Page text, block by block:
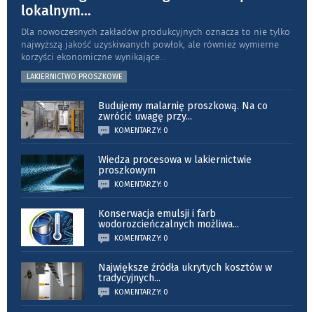
lokalnym...
Dla nowoczesnych zakładów produkcyjnych oznacza to nie tylko
najwyższą jakość uzyskiwanych powłok, ale również wymierne
korzyści ekonomiczne wynikające
LAKIERNICTWO PROSZKOWE
Budujemy malarnię proszkową. Na co
zwrócić uwagę przy...
KOMENTARZY: 0
Wiedza procesowa w lakiernictwie
proszkowym
KOMENTARZY: 0
Konserwacja emulsji i farb
wodorozcieńczalnych możliwa...
KOMENTARZY: 0
Największe źródła ukrytych kosztów w
tradycyjnych...
KOMENTARZY: 0